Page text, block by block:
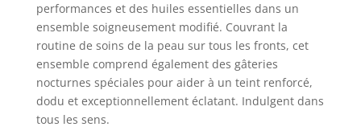
performances et des huiles essentielles dans un
ensemble soigneusement modifié. Couvrant la
routine de soins de la peau sur tous les fronts, cet
ensemble comprend également des gâteries
nocturnes spéciales pour aider à un teint renforcé,
dodu et exceptionnellement éclatant. Indulgent dans
tous les sens.